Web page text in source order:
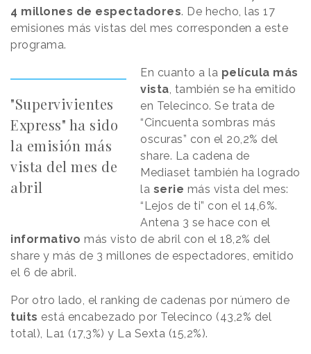
4 millones de espectadores. De hecho, las 17
emisiones más vistas del mes corresponden a este
programa.
"Supervivientes
Express" ha sido
la emisión más
vista del mes de
abril
En cuanto a la película más
vista, también se ha emitido
en Telecinco. Se trata de
“Cincuenta sombras más
oscuras” con el 20,2% del
share. La cadena de
Mediaset también ha logrado
la serie más vista del mes:
“Lejos de ti” con el 14,6%.
Antena 3 se hace con el
informativo más visto de abril con el 18,2% del
share y más de 3 millones de espectadores, emitido
el 6 de abril.
Por otro lado, el ranking de cadenas por número de
tuits está encabezado por Telecinco (43,2% del
total), La1 (17,3%) y La Sexta (15,2%).